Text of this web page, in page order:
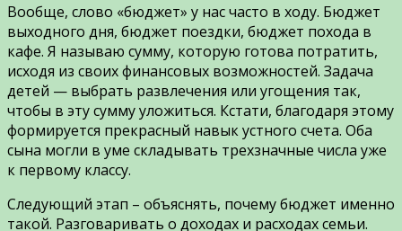
Вообще, слово «бюджет» у нас часто в ходу. Бюджет
выходного дня, бюджет поездки, бюджет похода в
кафе. Я называю сумму, которую готова потратить,
исходя из своих финансовых возможностей. Задача
детей — выбрать развлечения или угощения так,
чтобы в эту сумму уложиться. Кстати, благодаря этому
формируется прекрасный навык устного счета. Оба
сына могли в уме складывать трехзначные числа уже
к первому классу.
Следующий этап – объяснять, почему бюджет именно
такой. Разговаривать о доходах и расходах семьи.